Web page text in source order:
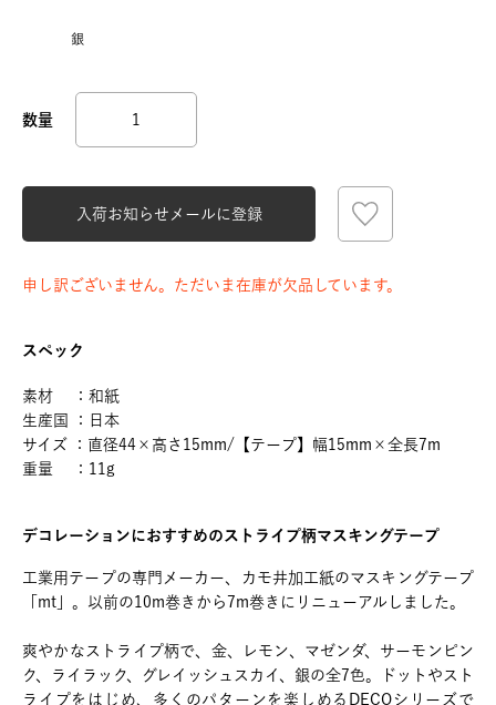
銀
入荷お知らせメールに登録
申し訳ございません。ただいま在庫が欠品しています。
スペック
素材 ：和紙
生産国 ：日本
サイズ ：直径44×高さ15mm/【テープ】幅15mm×全長7m
重量 ：11g
デコレーションにおすすめのストライプ柄マスキングテープ
工業用テープの専門メーカー、カモ井加工紙のマスキングテープ
「mt」。以前の10m巻きから7m巻きにリニューアルしました。
爽やかなストライプ柄で、金、レモン、マゼンダ、サーモンピン
ク、ライラック、グレイッシュスカイ、銀の全7色。ドットやスト
ライプをはじめ、多くのパターンを楽しめるDECOシリーズで